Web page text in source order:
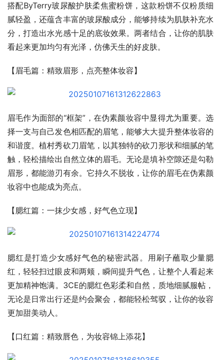
搭配ByTerry玻尿酸护肤柔焦蜜粉饼，这款粉饼不仅粉质细
腻轻盈，还蕴含丰富的玻尿酸成分，能够持续为肌肤补充水
分，打造出水光感十足的底妆效果。两者结合，让你的肌肤
看起来更加均匀有光泽，仿佛天生的好皮肤。
【眉毛篇：精致眉形，点亮整体妆容】
眉毛作为面部的“框架”，在伪素颜妆容中显得尤为重要。选
择一支与自己发色相匹配的眉笔，能够大大提升整体妆容的
和谐度。植村秀砍刀眉笔，以其独特的砍刀形状和细腻的笔
触，轻松描绘出自然立体的眉毛。无论是填补空隙还是勾勒
眉形，都能游刃有余。它持久不脱妆，让你的眉毛在伪素颜
妆容中也能成为亮点。
【腮红篇：一抹少女感，好气色立现】
腮红是打造少女感好气色的秘密武器。用刷子蘸取少量腮
红，轻轻扫过眼皮和两颊，瞬间提升气色，让整个人看起来
更加精神饱满。3CE的腮红色彩柔和自然，质地细腻服帖，
无论是日常出行还是约会聚会，都能轻松驾驭，让你的妆容
更加甜美动人。
【口红篇：精致唇色，为妆容锦上添花】